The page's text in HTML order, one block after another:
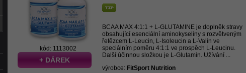
kód: 1113002
+ DÁREK
BCAA MAX 4:1:1 + L-GLUTAMINE je doplněk stravy
obsahující esenciální aminokyseliny s rozvětveným
řetězcem L-Leucin, L-Isoleucin a L-Valin ve
speciálním poměru 4:1:1 ve prospěch L-Leucinu.
Další účinnou složkou je L-Glutamin. Užívání ...
výrobce: FitSport Nutrition